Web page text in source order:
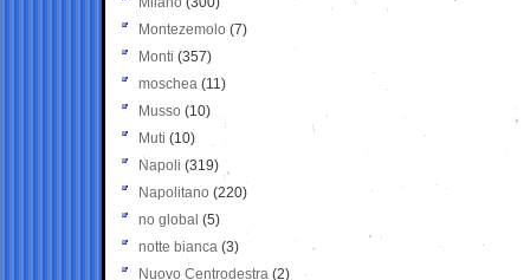
Montezemolo (7)
Monti (357)
moschea (11)
Musso (10)
Muti (10)
Napoli (319)
Napolitano (220)
no global (5)
notte bianca (3)
Nuovo Centrodestra (2)